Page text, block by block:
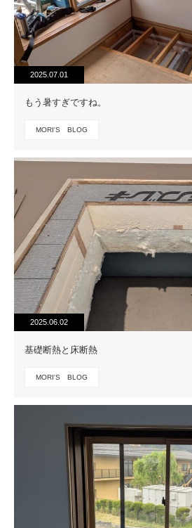
2025.07.01
もう暑すぎですね。
MORI'S BLOG
2025.06.02
基礎断熱と床断熱
MORI'S BLOG